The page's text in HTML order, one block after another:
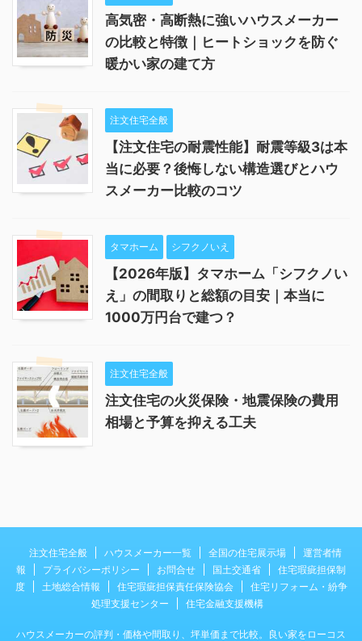
高気密・高断熱に強いハウスメーカー
の比較と特徴｜ヒートショックを防ぐ
暖かい家の建て方
注文住宅全般
【注文住宅の耐震性能】耐震等級3は本
当に必要？後悔しない構造選びとハウ
スメーカー比較のコツ
タマホーム シフクノいえ
【2026年版】タマホーム「シフクノい
え」の間取りと総額の目安｜本当に
1000万円台で建つ？
注文住宅全般
注文住宅の火災保険・地震保険の費用
相場と予算を抑える工夫
注文住宅全般 ハウスメーカー一覧 全国の住宅展示場
運営者情
報
プライバシーポリシー お問合せ 国土交通省
住宅瑕疵担保制
度
土地総合情報 住宅瑕疵担保責任保険協会
住宅リフォーム・紛争
処理支援センター
住宅金融支援機構
ハウスメーカーの評判・価格や間取り、坪単価まで比較。良い家をローコス